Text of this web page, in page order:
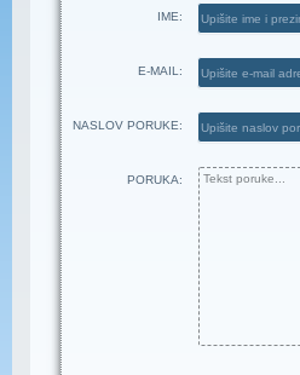
IME:
E-MAIL:
NASLOV PORUKE:
PORUKA: